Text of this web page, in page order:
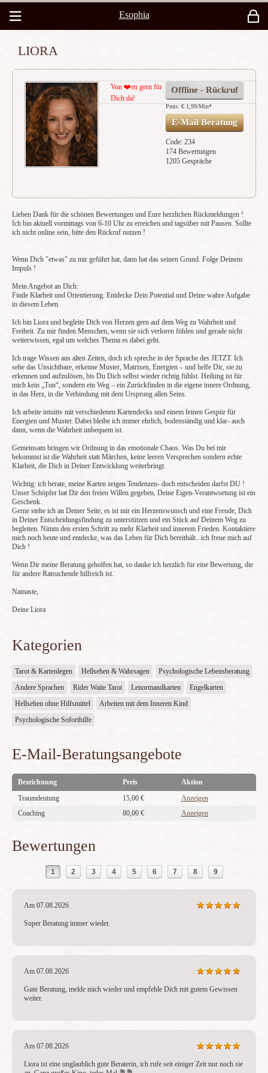
Esophia
LIORA
Offline - Rückruf
Preis: € 1,99/Min*
E-Mail Beratung
Code: 234
174 Bewertungen
1205 Gespräche
Von ❤️en gern für
Dich da!
Lieben Dank für die schönen Bewertungen und Eure herzlichen Rückmeldungen !
Ich bin aktuell vormittags von 6-10 Uhr zu erreichen und tagsüber mit Pausen. Sollte
ich nicht online sein, bitte den Rückruf nutzen !
Wenn Dich "etwas" zu mir geführt hat, dann hat das seinen Grund. Folge Deinem
Impuls !
Mein Angebot an Dich:
Finde Klarheit und Orientierung. Entdecke Dein Potential und Deine wahre Aufgabe
in diesem Leben.
Ich bin Liora und begleite Dich von Herzen gern auf dem Weg zu Wahrheit und
Freiheit. Zu mir finden Menschen, wenn sie sich verloren fühlen und gerade nicht
weiterwissen, egal um welches Thema es dabei geht.
Ich trage Wissen aus alten Zeiten, doch ich spreche in der Sprache des JETZT. Ich
sehe das Unsichtbare, erkenne Muster, Matrixen, Energien – und helfe Dir, sie zu
erkennen und aufzulösen, bis Du Dich selbst wieder richtig fühlst. Heilung ist für
mich kein „Tun“, sondern ein Weg – ein Zurückfinden in die eigene innere Ordnung,
in das Herz, in die Verbindung mit dem Ursprung allen Seins.
Ich arbeite intuitiv mit verschiedenen Kartendecks und einem feinen Gespür für
Energien und Muster. Dabei bleibe ich immer ehrlich, bodenständig und klar- auch
dann, wenn die Wahrheit unbequem ist.
Gemeinsam bringen wir Ordnung in das emotionale Chaos. Was Du bei mir
bekommst ist die Wahrheit statt Märchen, keine leeren Versprechen sondern echte
Klarheit, die Dich in Deiner Entwicklung weiterbringt.
Wichtig: ich berate, meine Karten zeigen Tendenzen- doch entscheiden darfst DU !
Unser Schöpfer hat Dir den freien Willen gegeben, Deine Eigen-Verantwortung ist ein
Geschenk.
Gerne stehe ich an Deiner Seite, es ist mir ein Herzenswunsch und eine Freude, Dich
in Deiner Entscheidungsfindung zu unterstützen und ein Stück auf Deinem Weg zu
begleiten. Nimm den ersten Schritt zu mehr Klarheit und innerem Frieden. Kontaktiere
mich noch heute und entdecke, was das Leben für Dich bereithält...ich freue mich auf
Dich !
Wenn Dir meine Beratung geholfen hat, so danke ich herzlich für eine Bewertung, die
für andere Ratsuchende hilfreich ist.
Namaste,
Deine Liora
Kategorien
Tarot & Kartenlegen Hellsehen & Wahrsagen
Psychologische Lebensberatung
Andere Sprachen
Rider Waite Tarot Lenormandkarten
Engelkarten
Hellsehen ohne Hilfsmittel
Arbeiten mit dem Inneren Kind
Psychologische Soforthilfe
E-Mail-Beratungsangebote
Bezeichnung Preis
Aktion
Traumdeutung
15,00 €
Anzeigen
Coaching
80,00 € Anzeigen
Bewertungen
1 2 3 4 5 6 7 8 9
Am 07.08.2026
Super Beratung immer wieder.
Am 07.08.2026
Gute Beratung, melde mich wieder und empfehle Dich mit gutem Gewissen
weiter.
Am 07.08.2026
Liora ist eine unglaublich gute Beraterin, ich rufe seit einiger Zeit nur noch sie